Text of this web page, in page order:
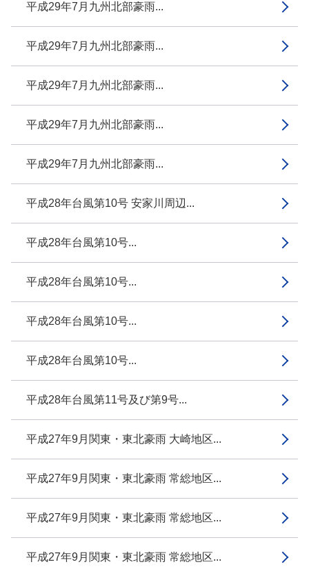
平成29年7月九州北部豪雨...
平成29年7月九州北部豪雨...
平成29年7月九州北部豪雨...
平成29年7月九州北部豪雨...
平成29年7月九州北部豪雨...
平成28年台風第10号 安家川周辺...
平成28年台風第10号...
平成28年台風第10号...
平成28年台風第10号...
平成28年台風第10号...
平成28年台風第11号及び第9号...
平成27年9月関東・東北豪雨 大崎地区...
平成27年9月関東・東北豪雨 常総地区...
平成27年9月関東・東北豪雨 常総地区...
平成27年9月関東・東北豪雨 常総地区...